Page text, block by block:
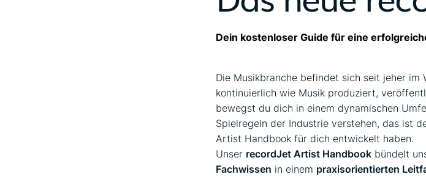
Dein kostenloser Guide für eine
Die Musikbranche befindet sich seit jeher im
kontinuierlich wie Musik produziert,
bewegst du dich in einem dynamischen
Spielregeln der Industrie verstehen, das ist
Artist Handbook für dich entwickelt haben.
Unser recordJet Artist Handbook bündelt
Fachwissen in einem praxisorientierten